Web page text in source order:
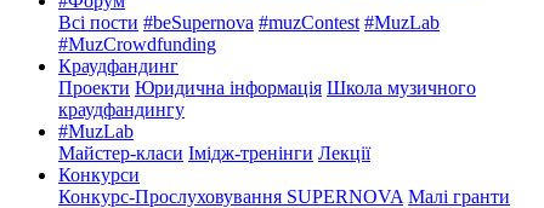
Всі пости #beSupernova #muzContest #MuzLab
#MuzCrowdfunding
Краудфандинг
Проекти Юридична інформація Школа музичного
краудфандингу
#MuzLab
Майстер-класи Імідж-тренінги Лекції
Конкурси
Конкурс-Прослуховування SUPERNOVA Малі гранти